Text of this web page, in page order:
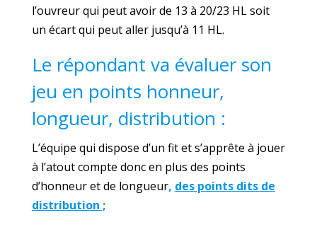
l’ouvreur qui peut avoir de 13 à 20/23 HL soit
un écart qui peut aller jusqu’à 11 HL.
Le répondant va évaluer son
jeu en points honneur,
longueur, distribution :
L’équipe qui dispose d’un fit et s’apprête à jouer
à l’atout compte donc en plus des points
d’honneur et de longueur, des points dits de
distribution ;